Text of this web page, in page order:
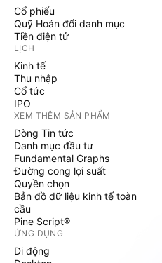
Cổ phiếu
Quỹ Hoán đổi danh mục
Tiền điện tử
LỊCH
Kinh tế
Thu nhập
Cổ tức
IPO
XEM THÊM SẢN PHẨM
Dòng Tin tức
Danh mục đầu tư
Fundamental Graphs
Đường cong lợi suất
Quyền chọn
Bản đồ dữ liệu kinh tế toàn
cầu
Pine Script®
ỨNG DỤNG
Di động